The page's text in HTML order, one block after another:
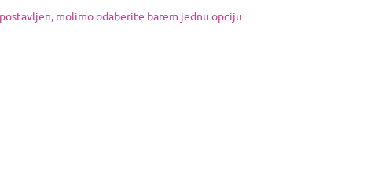
molimo odaberite barem jednu opciju